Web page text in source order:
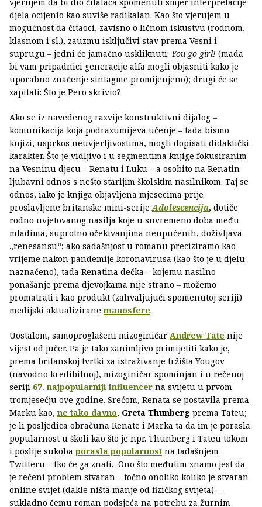
djela ocijenio kao suviše radikalan. Kao što vjerujem u
mogućnost da čitaoci, zavisno o ličnom iskustvu (rodnom,
klasnom i sl.), zauzmu isključivi stav prema Vesni i
suprugu – jedni će jamačno uskliknuti: You go girl! (mada
bi vam pripadnici generacije alfa mogli objasniti kako je
uporabno značenje sintagme promijenjeno); drugi će se
zapitati: Što je Pero skrivio?
Ako se iz navedenog razvije konstruktivni dijalog –
komunikacija koja podrazumijeva učenje – tada bismo
knjizi, usprkos neuvjerljivostima, mogli dopisati didaktički
karakter. Što je vidljivo i u segmentima knjige fokusiranim
na Vesninu djecu – Renatu i Luku – a osobito na Renatin
ljubavni odnos s nešto starijim školskim nasilnikom. Taj se
odnos, iako je knjiga objavljena mjesecima prije
proslavljene britanske mini-serijeAdolescencija, dotiče
rodno uvjetovanog nasilja koje u suvremeno doba među
mladima, suprotno očekivanjima neupućenih, doživljava
„renesansu“; ako sadašnjost u romanu preciziramo kao
vrijeme nakon pandemije koronavirusa (kao što je u djelu
naznačeno), tada Renatina dečka – kojemu nasilno
ponašanje prema djevojkama nije strano – možemo
promatrati i kao produkt (zahvaljujući spomenutoj seriji)
medijski aktualiziranemanosfere.
Uostalom, samoproglašeni mizoginičar Andrew Tate nije
vijest od jučer. Pa je tako zanimljivo primijetiti kako je,
prema britanskoj tvrtki za istraživanje tržišta Yougov
(navodno kredibilnoj), mizoginičar spominjan i u rečenoj
seriji 67. najpopularniji influencer na svijetu u prvom
tromjesečju ove godine. Srećom, Renata se postavila prema
Marku kao,ne tako davno, Greta Thunberg prema Tateu;
je li posljedica obračuna Renate i Marka ta da im je porasla
popularnost u školi kao što je npr. Thunberg i Tateu tokom
i poslije sukoba porasla popularnost na tadašnjem
Twitteru – tko će ga znati. Ono što međutim znamo jest da
je rečeni problem stvaran – točno onoliko koliko je stvaran
online svijet (dakle ništa manje od fizičkog svijeta) –
sukladno čemu roman podsjeća na potrebu za žurnim